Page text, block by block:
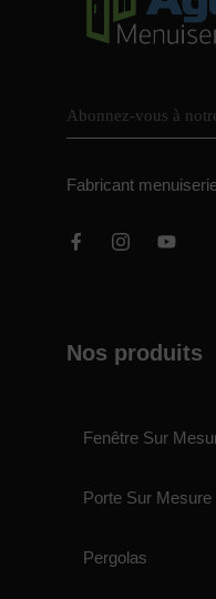
Fabricant
Nos produits
Fenêtre Sur
Porte Sur Mesure
Pergolas